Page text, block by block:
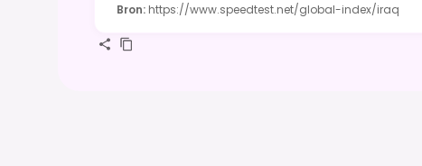
Bron: https://www.speedtest.net/global-index/iraq